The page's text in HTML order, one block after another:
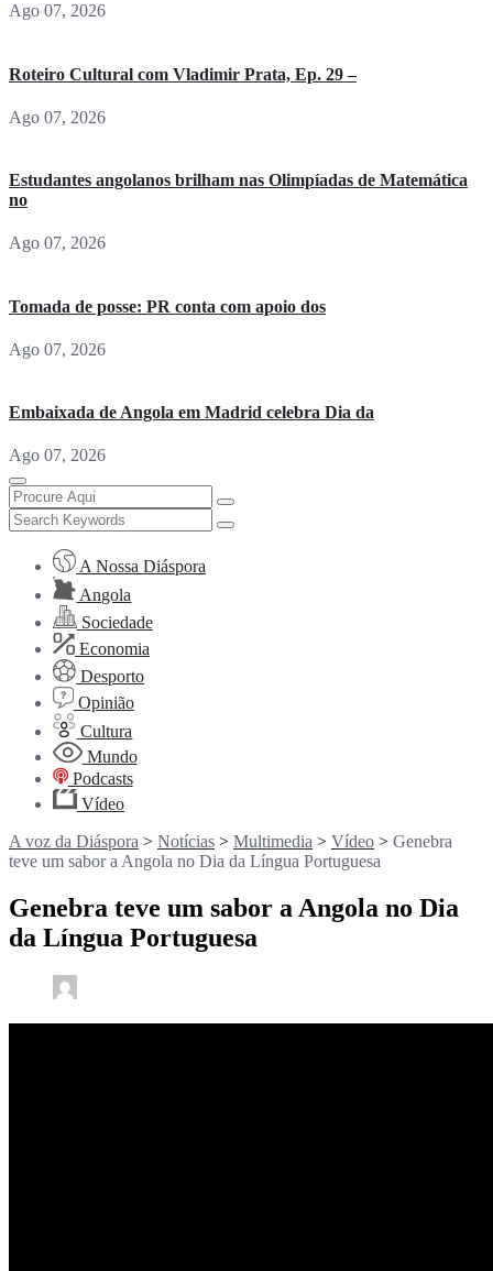
Ago 07, 2026
Roteiro Cultural com Vladimir Prata, Ep. 29 –
Ago 07, 2026
Estudantes angolanos brilham nas Olimpíadas de Matemática
no
Ago 07, 2026
Tomada de posse: PR conta com apoio dos
Ago 07, 2026
Embaixada de Angola em Madrid celebra Dia da
Ago 07, 2026
A Nossa Diáspora
Angola
Sociedade
Economia
Desporto
Opinião
Cultura
Mundo
Podcasts
Vídeo
A voz da Diáspora > Notícias > Multimedia > Vídeo > Genebra
teve um sabor a Angola no Dia da Língua Portuguesa
Genebra teve um sabor a Angola no Dia
da Língua Portuguesa